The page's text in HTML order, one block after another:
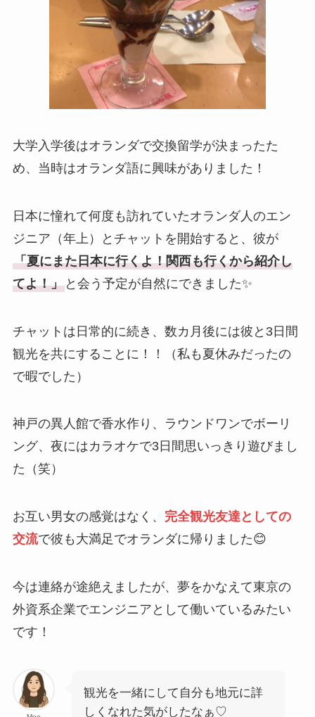
大学入学後はオランダで交換留学が決まったた
め、当時はオランダ語に興味がありました！
日本に憧れて何度も訪れていたオランダ人のエン
ジニア（年上）とチャットを開始すると、彼が
「夏にまた日本に行くよ！関西も行くから紹介し
てよ！」と会う予定が自然にできました✨
チャットは日常的に続き、数カ月後には彼と3日間
観光を共にすることに！！（私も夏休みだったの
で暇でした）
神戸の異人館で香水作り、ラウンドワンでボーリ
ング、夜にはカラオケで3日間思いっきり遊びまし
た（笑）
お互い男女の感覚はなく、 完全観光友達としての
交流で彼も大満足でオランダに帰りました😊
今は連絡が途絶えましたが、夢をかなえて東京の
外資系企業でエンジニアとして働いているみたい
です！
観光を一緒にして自分も地元に詳
しくなれた気がしたなぁ♡